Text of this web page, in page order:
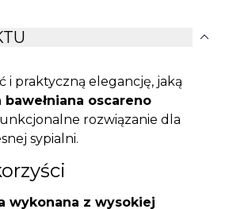
expand_more
i praktyczną elegancję, jaką
bawełniana oscareno
rozwiązanie dla
sypialni.
wykonana z wysokiej